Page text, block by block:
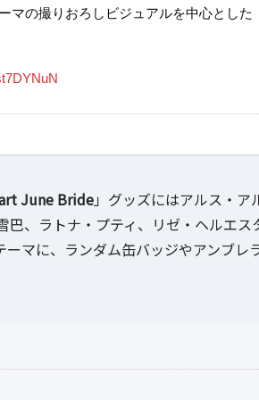
マの撮りおろしビジュアルを中心とした
June Bride」グッズにはアルス・ア
、ラトナ・プティ、リゼ・ヘルエス
マに、ランダム缶バッジやアンブレ